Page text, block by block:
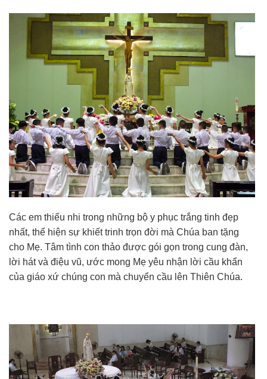
Các em thiếu nhi trong những bộ y phục trắng tinh đẹp
nhất, thể hiện sự khiết trinh trọn đời mà Chúa ban tặng
cho Mẹ. Tâm tình con thảo được gói gọn trong cung đàn,
lời hát và điệu vũ, ước mong Mẹ yêu nhận lời cầu khẩn
của giáo xứ chúng con mà chuyển cầu lên Thiên Chúa.